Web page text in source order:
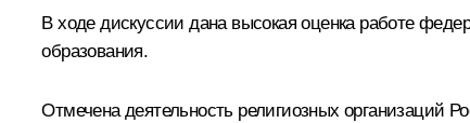
В ходе дискуссии дана высокая оценка работе
образования.
Отмечена деятельность религиозных организаций